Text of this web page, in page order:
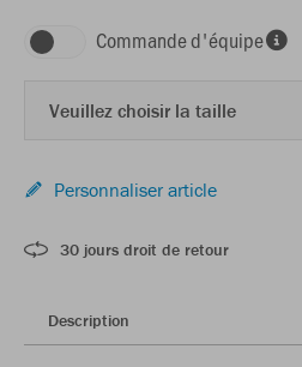
Commande d'équipe
Veuillez choisir la taille
Personnaliser article
30 jours droit de retour
Description